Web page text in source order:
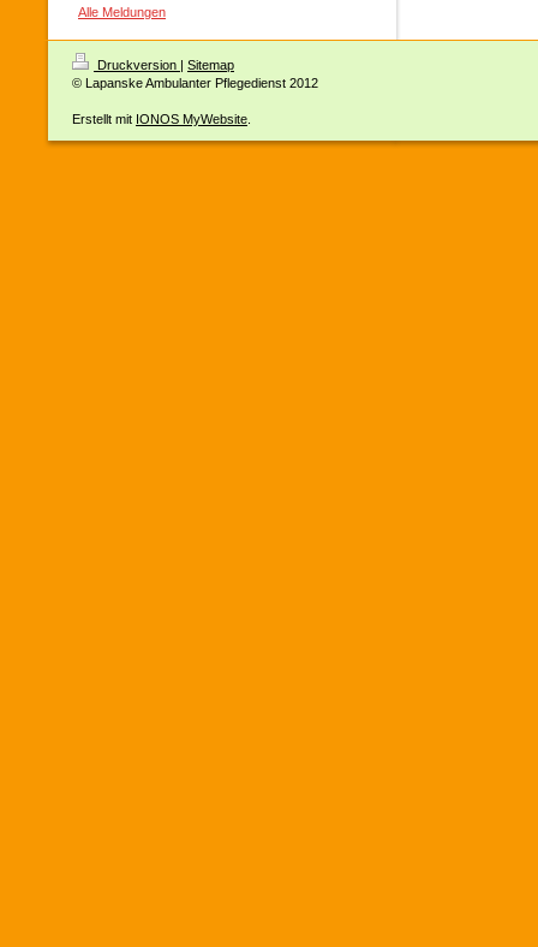
Alle Meldungen
Druckversion | Sitemap
© Lapanske Ambulanter Pflegedienst 2012
Erstellt mit IONOS MyWebsite